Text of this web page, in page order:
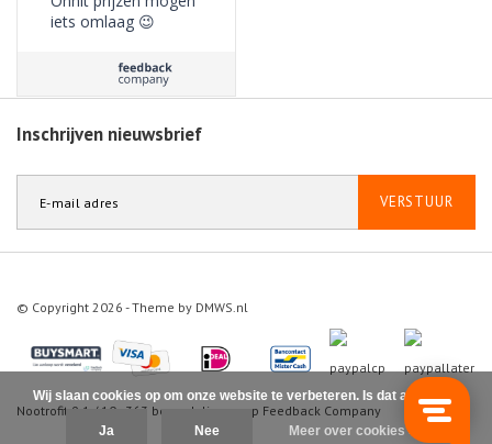
iets omlaag 😉
Inschrijven nieuwsbrief
VERSTUUR
© Copyright 2026 - Theme by DMWS.nl
Nootrofit 9.1 / 10 363 beoordelingen op Feedback Company
Wij slaan cookies op om onze website te verbeteren. Is dat akkoord?
Ja Nee Meer over cookies »